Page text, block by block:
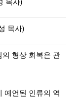
목사)
형상 회복은 관
예언된 인류의 역